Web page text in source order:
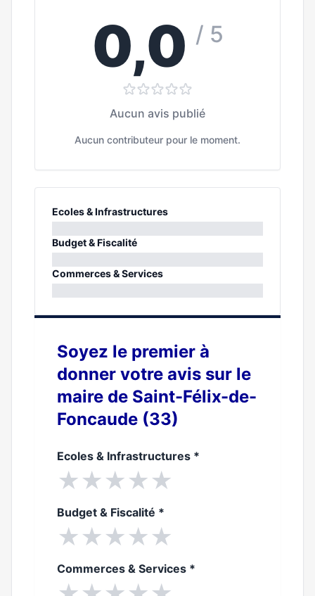
0,0 / 5
Aucun avis publié
Aucun contributeur pour le moment.
Ecoles & Infrastructures
0%
Budget & Fiscalité
0%
Commerces & Services
Soyez le premier à
donner votre avis sur le
maire de Saint-Félix-de-
Foncaude (33)
Ecoles & Infrastructures *
★★★★★
Budget & Fiscalité *
★★★★★
Commerces & Services *